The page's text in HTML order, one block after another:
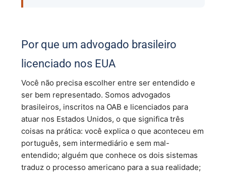
Por que um advogado brasileiro
licenciado nos EUA
Você não precisa escolher entre ser entendido e
ser bem representado. Somos advogados
brasileiros, inscritos na OAB e licenciados para
atuar nos Estados Unidos, o que significa três
coisas na prática: você explica o que aconteceu em
português, sem intermediário e sem mal-
entendido; alguém que conhece os dois sistemas
traduz o processo americano para a sua realidade;